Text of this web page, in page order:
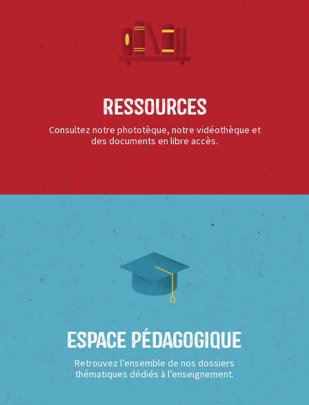
Ressources
Consultez notre phototèque, notre vidéothèque et
des documents en libre accès.
Espace Pédagogique
Retrouvez l’ensemble de nos dossiers
thématiques dédiés à l’enseignement.